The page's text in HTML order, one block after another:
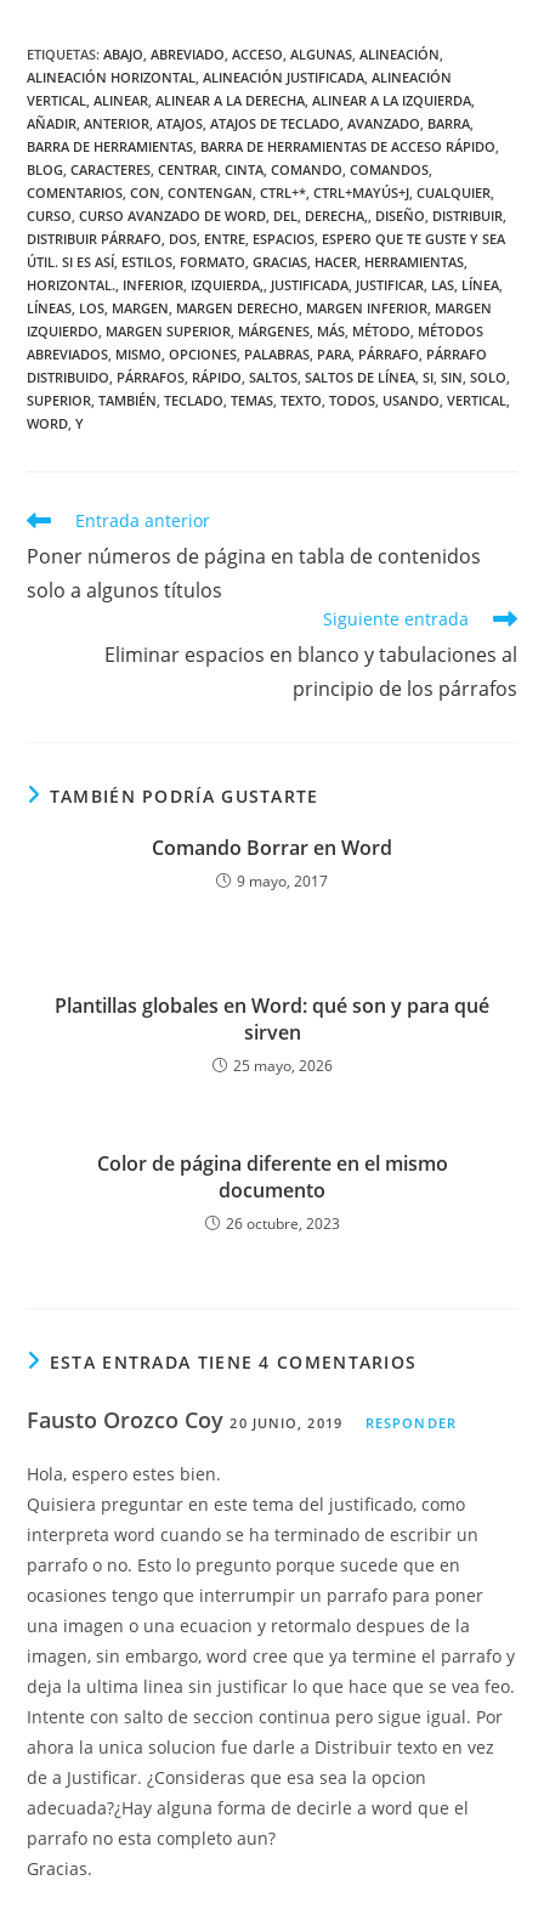
ETIQUETAS:ABAJO, ABREVIADO, ACCESO, ALGUNAS, ALINEACIÓN,
ALINEACIÓN HORIZONTAL, ALINEACIÓN JUSTIFICADA, ALINEACIÓN
VERTICAL, ALINEAR, ALINEAR A LA DERECHA, ALINEAR A LA IZQUIERDA,
AÑADIR, ANTERIOR, ATAJOS, ATAJOS DE TECLADO, AVANZADO, BARRA,
BARRA DE HERRAMIENTAS, BARRA DE HERRAMIENTAS DE ACCESO RÁPIDO,
BLOG, CARACTERES, CENTRAR, CINTA, COMANDO, COMANDOS,
COMENTARIOS, CON, CONTENGAN, CTRL+*, CTRL+MAYÚS+J, CUALQUIER,
CURSO, CURSO AVANZADO DE WORD, DEL, DERECHA,, DISEÑO, DISTRIBUIR,
DISTRIBUIR PÁRRAFO, DOS, ENTRE, ESPACIOS, ESPERO QUE TE GUSTE Y SEA
ÚTIL. SI ES ASÍ, ESTILOS, FORMATO, GRACIAS, HACER, HERRAMIENTAS,
HORIZONTAL., INFERIOR, IZQUIERDA,, JUSTIFICADA, JUSTIFICAR, LAS, LÍNEA,
LÍNEAS, LOS, MARGEN, MARGEN DERECHO, MARGEN INFERIOR, MARGEN
IZQUIERDO, MARGEN SUPERIOR, MÁRGENES, MÁS, MÉTODO, MÉTODOS
ABREVIADOS, MISMO, OPCIONES, PALABRAS, PARA, PÁRRAFO, PÁRRAFO
DISTRIBUIDO, PÁRRAFOS, RÁPIDO, SALTOS, SALTOS DE LÍNEA, SI, SIN, SOLO,
SUPERIOR, TAMBIÉN, TECLADO, TEMAS, TEXTO, TODOS, USANDO, VERTICAL,
WORD, Y
Leer
artículos
Entrada anterior
Poner números de página en tabla de contenidos
solo a algunos títulos
Siguiente entrada
Eliminar espacios en blanco y tabulaciones al
principio de los párrafos
TAMBIÉN PODRÍA GUSTARTE
Comando Borrar en Word
9 mayo, 2017
Plantillas globales en Word: qué son y para qué
sirven
25 mayo, 2026
Color de página diferente en el mismo
documento
26 octubre, 2023
ESTA ENTRADA TIENE 4 COMENTARIOS
Fausto Orozco Coy20 JUNIO, 2019 RESPONDER
Hola, espero estes bien.
Quisiera preguntar en este tema del justificado, como
interpreta word cuando se ha terminado de escribir un
parrafo o no. Esto lo pregunto porque sucede que en
ocasiones tengo que interrumpir un parrafo para poner
una imagen o una ecuacion y retormalo despues de la
imagen, sin embargo, word cree que ya termine el parrafo y
deja la ultima linea sin justificar lo que hace que se vea feo.
Intente con salto de seccion continua pero sigue igual. Por
ahora la unica solucion fue darle a Distribuir texto en vez
de a Justificar. ¿Consideras que esa sea la opcion
adecuada?¿Hay alguna forma de decirle a word que el
parrafo no esta completo aun?
Gracias.